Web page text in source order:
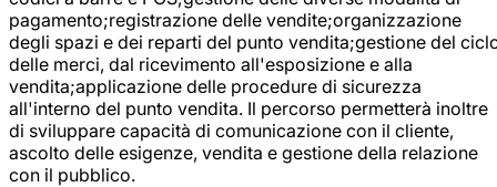
pagamento;registrazione delle vendite;organizzazione
degli spazi e dei reparti del punto vendita;gestione del
delle merci, dal ricevimento all'esposizione e alla
vendita;applicazione delle procedure di sicurezza
all'interno del punto vendita. Il percorso permetterà inoltre
di sviluppare capacità di comunicazione con il cliente,
ascolto delle esigenze, vendita e gestione della relazione
con il pubblico.